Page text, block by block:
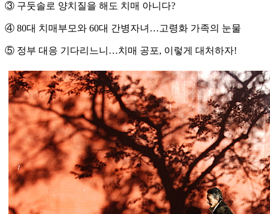
③ 구둣솔로 양치질을 해도 치매 아니다?
④ 80대 치매부모와 60대 간병자녀…고령화 가족의 눈물
⑤ 정부 대응 기다리느니…치매 공포, 이렇게 대처하자!